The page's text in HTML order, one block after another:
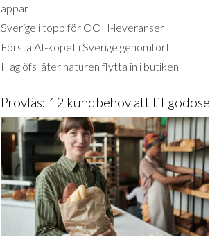
appar
Sverige i topp för OOH-leveranser
Första AI-köpet i Sverige genomfört
Haglöfs låter naturen flytta in i butiken
Provläs: 12 kundbehov att tillgodose